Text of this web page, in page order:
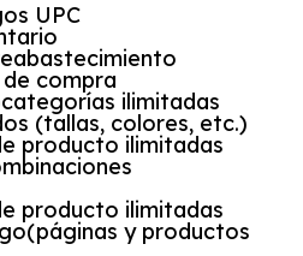
UPC
compra
ilimitadas
(tallas, colores, etc.)
producto ilimitadas
producto ilimitadas
y productos